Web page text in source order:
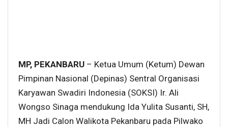
MP, PEKANBARU – Ketua Umum (Ketum) Dewan
Pimpinan Nasional (Depinas) Sentral Organisasi
Karyawan Swadiri Indonesia (SOKSI) Ir. Ali
Wongso Sinaga mendukung Ida Yulita Susanti, SH,
MH Jadi Calon Walikota Pekanbaru pada Pilwako